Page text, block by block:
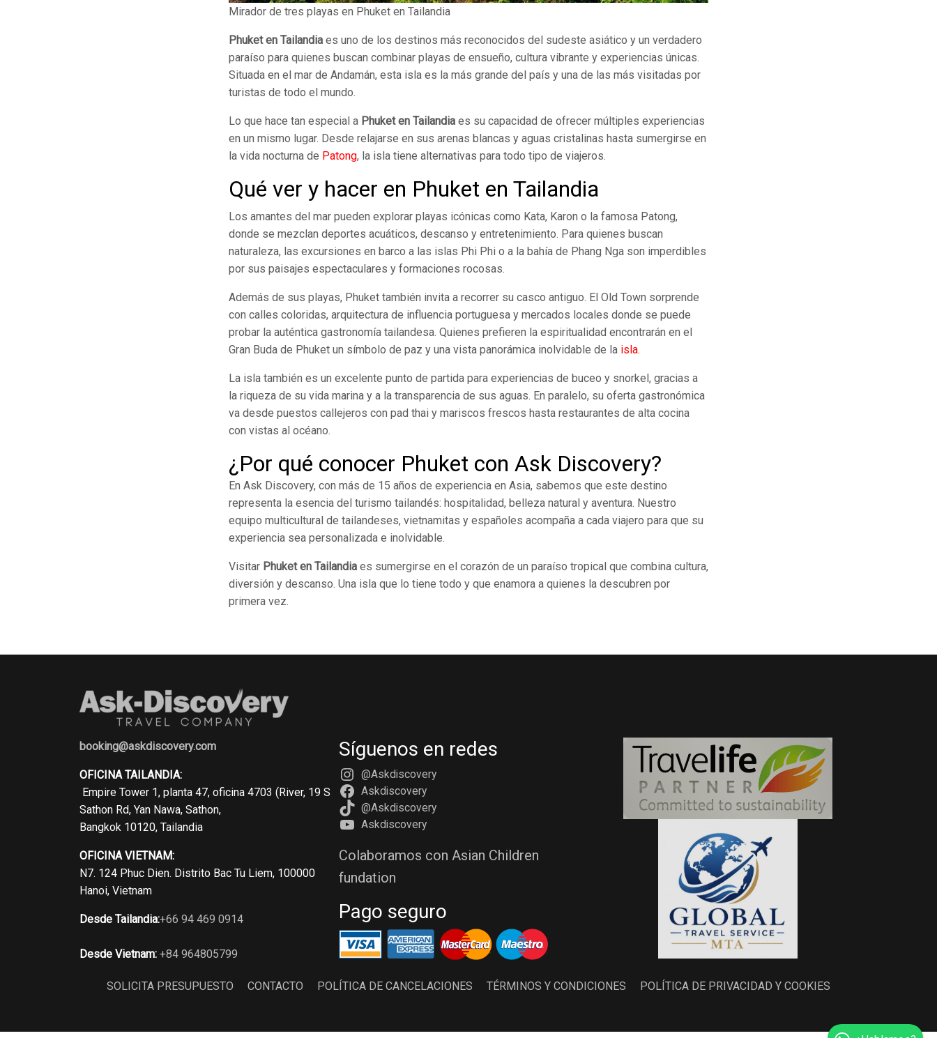
Mirador de tres playas en Phuket en Tailandia
Phuket en Tailandia es uno de los destinos más reconocidos del sudeste asiático y un verdadero
paraíso para quienes buscan combinar playas de ensueño, cultura vibrante y experiencias únicas.
Situada en el mar de Andamán, esta isla es la más grande del país y una de las más visitadas por
turistas de todo el mundo.
Lo que hace tan especial a Phuket en Tailandia es su capacidad de ofrecer múltiples experiencias
en un mismo lugar. Desde relajarse en sus arenas blancas y aguas cristalinas hasta sumergirse en
la vida nocturna de Patong, la isla tiene alternativas para todo tipo de viajeros.
Qué ver y hacer en Phuket en Tailandia
Los amantes del mar pueden explorar playas icónicas como Kata, Karon o la famosa Patong,
donde se mezclan deportes acuáticos, descanso y entretenimiento. Para quienes buscan
naturaleza, las excursiones en barco a las islas Phi Phi o a la bahía de Phang Nga son imperdibles
por sus paisajes espectaculares y formaciones rocosas.
Además de sus playas, Phuket también invita a recorrer su casco antiguo. El Old Town sorprende
con calles coloridas, arquitectura de influencia portuguesa y mercados locales donde se puede
probar la auténtica gastronomía tailandesa. Quienes prefieren la espiritualidad encontrarán en el
Gran Buda de Phuket un símbolo de paz y una vista panorámica inolvidable de la isla.
La isla también es un excelente punto de partida para experiencias de buceo y snorkel, gracias a
la riqueza de su vida marina y a la transparencia de sus aguas. En paralelo, su oferta gastronómica
va desde puestos callejeros con pad thai y mariscos frescos hasta restaurantes de alta cocina
con vistas al océano.
¿Por qué conocer Phuket con Ask Discovery?
En Ask Discovery, con más de 15 años de experiencia en Asia, sabemos que este destino
representa la esencia del turismo tailandés: hospitalidad, belleza natural y aventura. Nuestro
equipo multicultural de tailandeses, vietnamitas y españoles acompaña a cada viajero para que su
experiencia sea personalizada e inolvidable.
Visitar Phuket en Tailandia es sumergirse en el corazón de un paraíso tropical que combina cultura,
diversión y descanso. Una isla que lo tiene todo y que enamora a quienes la descubren por
primera vez.
booking@askdiscovery.com
OFICINA TAILANDIA:
Empire Tower 1, planta 47, oficina 4703 (River, 19 S
Sathon Rd, Yan Nawa, Sathon,
Bangkok 10120, Tailandia
OFICINA VIETNAM:
N7. 124 Phuc Dien. Distrito Bac Tu Liem, 100000
Hanoi, Vietnam
Desde Tailandia:+66 94 469 0914
Desde Vietnam: +84 964805799
Síguenos en redes
@Askdiscovery
Askdiscovery
@Askdiscovery
Askdiscovery
Colaboramos con Asian Children
fundation
Pago seguro
SOLICITA PRESUPUESTO CONTACTO POLÍTICA DE CANCELACIONES TÉRMINOS Y CONDICIONES POLÍTICA DE PRIVACIDAD Y COOKIES